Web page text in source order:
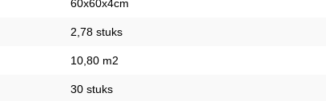
60x60x4cm
2,78 stuks
10,80 m2
30 stuks